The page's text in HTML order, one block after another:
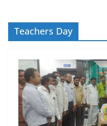
Teachers Day